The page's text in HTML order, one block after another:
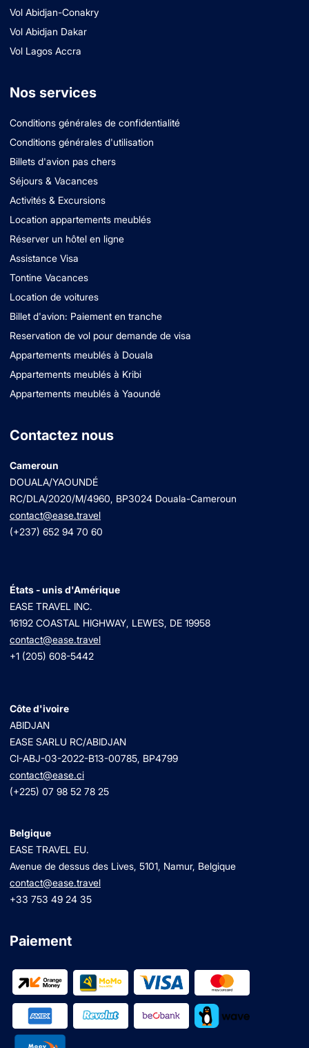
Vol Abidjan-Conakry
Vol Abidjan Dakar
Vol Lagos Accra
Nos services
Conditions générales de confidentialité
Conditions générales d'utilisation
Billets d'avion pas chers
Séjours & Vacances
Activités & Excursions
Location appartements meublés
Réserver un hôtel en ligne
Assistance Visa
Tontine Vacances
Location de voitures
Billet d'avion: Paiement en tranche
Reservation de vol pour demande de visa
Appartements meublés à Douala
Appartements meublés à Kribi
Appartements meublés à Yaoundé
Contactez nous
Cameroun
DOUALA/YAOUNDÉ
RC/DLA/2020/M/4960, BP3024 Douala-Cameroun
contact@ease.travel
(+237) 652 94 70 60
États - unis d'Amérique
EASE TRAVEL INC.
16192 COASTAL HIGHWAY, LEWES, DE 19958
contact@ease.travel
+1 (205) 608-5442
Côte d'ivoire
ABIDJAN
EASE SARLU RC/ABIDJAN
CI-ABJ-03-2022-B13-00785, BP4799
contact@ease.ci
(+225) 07 98 52 78 25
Belgique
EASE TRAVEL EU.
Avenue de dessus des Lives, 5101, Namur, Belgique
contact@ease.travel
+33 753 49 24 35
Paiement